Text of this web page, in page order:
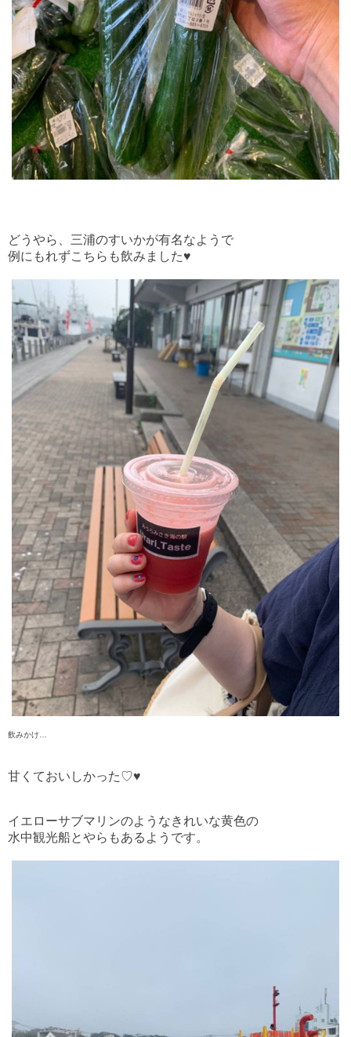
どうやら、三浦のすいかが有名なようで
例にもれずこちらも飲みました♥
飲みかけ…
甘くておいしかった♡♥
イエローサブマリンのようなきれいな黄色の
水中観光船とやらもあるようです。